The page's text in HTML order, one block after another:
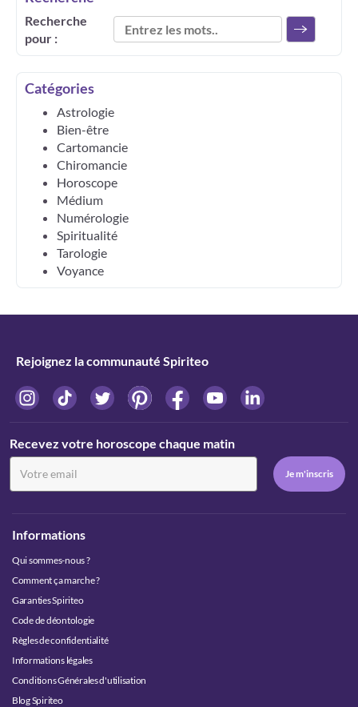
Recherche
pour :
Catégories
Astrologie
Bien-être
Cartomancie
Chiromancie
Horoscope
Médium
Numérologie
Spiritualité
Tarologie
Voyance
Rejoignez la communauté Spiriteo
Recevez votre horoscope chaque matin
Informations
Qui sommes-nous ?
Comment ça marche ?
Garanties Spiriteo
Code de déontologie
Règles de confidentialité
Informations légales
Conditions Générales d'utilisation
Blog Spiriteo